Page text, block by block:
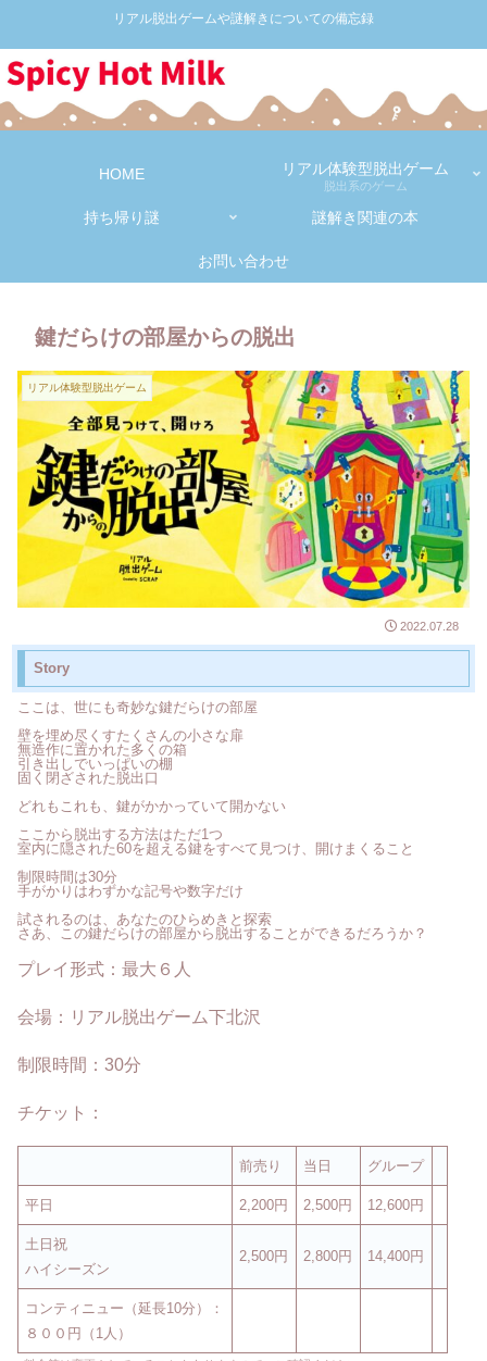
リアル脱出ゲームや謎解きについての備忘録
HOME リアル体験型脱出ゲーム
脱出系のゲーム
持ち帰り謎 謎解き関連の本
お問い合わせ
鍵だらけの部屋からの脱出
リアル体験型脱出ゲーム
2022.07.28
Story
ここは、世にも奇妙な鍵だらけの部屋
壁を埋め尽くすたくさんの小さな扉
無造作に置かれた多くの箱
引き出しでいっぱいの棚
固く閉ざされた脱出口
どれもこれも、鍵がかかっていて開かない
ここから脱出する方法はただ1つ
室内に隠された60を超える鍵をすべて見つけ、開けまくること
制限時間は30分
手がかりはわずかな記号や数字だけ
試されるのは、あなたのひらめきと探索
さあ、この鍵だらけの部屋から脱出することができるだろうか？
プレイ形式：最大６人
会場：リアル脱出ゲーム下北沢
制限時間：30分
チケット：
前売り 当日 グループ
平日 2,200円 2,500円 12,600円
土日祝
ハイシーズン
2,500円 2,800円 14,400円
コンティニュー（延長10分）：
８００円（1人）